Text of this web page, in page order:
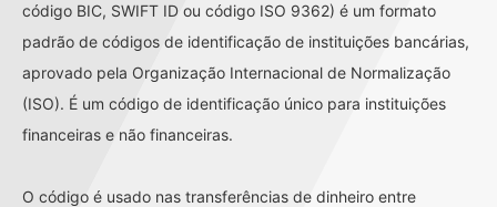
código BIC, SWIFT ID ou código ISO 9362) é um formato
padrão de códigos de identificação de instituições bancárias,
aprovado pela Organização Internacional de Normalização
(ISO). É um código de identificação único para instituições
financeiras e não financeiras.
O código é usado nas transferências de dinheiro entre